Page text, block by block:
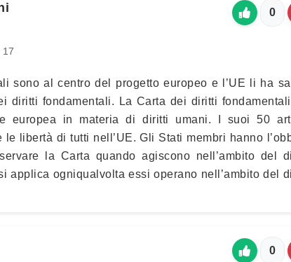
0
sono al centro del progetto europeo e l’UE li ha
diritti fondamentali. La Carta dei diritti
europea in materia di diritti umani. I suoi 50
libertà di tutti nell’UE. Gli Stati membri hanno
la Carta quando agiscono nell’ambito del
applica ogniqualvolta essi operano nell’ambito del
0